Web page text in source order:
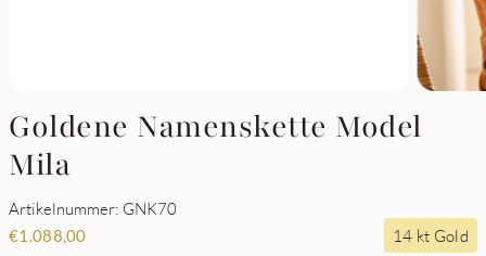
Goldene Namenskette Model
Mila
Artikelnummer: GNK70
€1.088,00 14 kt Gold